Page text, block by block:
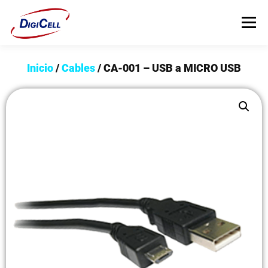
Menú
INICIO >>> ¡FUNDAS MAGNET! <<< FUNDAS
Trípodes
Soportes
Inicio/Cables/ CA-001 – USB a MICRO USB